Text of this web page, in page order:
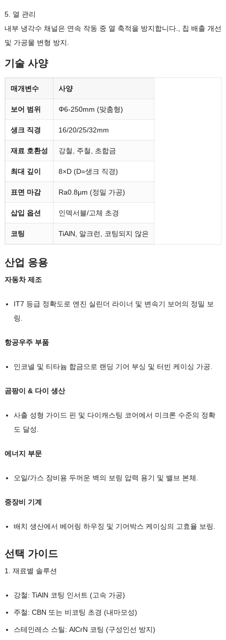
5. 열 관리
내부 냉각수 채널은 연속 작동 중 열 축적을 방지합니다., 칩 배출 개선
및 가공물 변형 방지.
기술 사양
매개변수 사양
보어 범위 Φ6-250mm (맞춤형)
생크 직경 16/20/25/32mm
재료 호환성 강철, 주철, 초합금
최대 깊이 8×D (D=생크 직경)
표면 마감 Ra0.8μm (정밀 가공)
삽입 옵션 인덱서블/고체 초경
코팅 TiAlN, 알크런, 코팅되지 않은
산업 응용
자동차 제조
IT7 등급 정확도로 엔진 실린더 라이너 및 변속기 보어의 정밀 보
링.
항공우주 부품
인코넬 및 티타늄 합금으로 랜딩 기어 부싱 및 터빈 케이싱 가공.
곰팡이 & 다이 생산
사출 성형 가이드 핀 및 다이캐스팅 코어에서 미크론 수준의 정확
도 달성.
에너지 부문
오일/가스 장비용 두꺼운 벽의 보링 압력 용기 및 밸브 본체.
중장비 기계
배치 생산에서 베어링 하우징 및 기어박스 케이싱의 고효율 보링.
선택 가이드
1. 재료별 솔루션
강철: TiAlN 코팅 인서트 (고속 가공)
주철: CBN 또는 비코팅 초경 (내마모성)
스테인레스 스틸: AlCrN 코팅 (구성인선 방지)